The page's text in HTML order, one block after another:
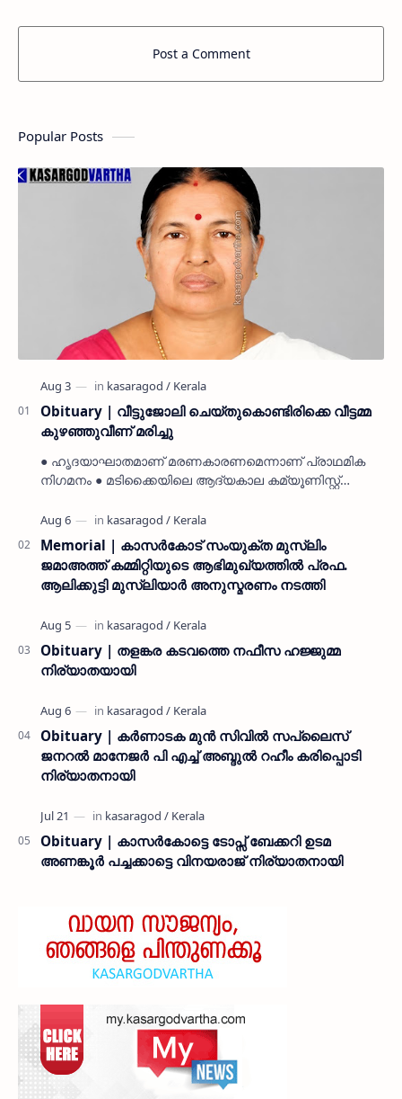
Post a Comment
Popular Posts
Obituary | വീട്ടുജോലി ചെയ്തുകൊണ്ടിരിക്കെ വീട്ടമ്മ
കുഴഞ്ഞുവീണ് മരിച്ചു
● ഹൃദയാഘാതമാണ് മരണകാരണമെന്നാണ് പ്രാഥമിക
നിഗമനം ● മടിക്കൈയിലെ ആദ്യകാല കമ്യൂണിസ്റ്റ്
മകളാണ് ● വിവരമറിഞ്ഞ് ജനപ്ര…
Memorial | കാസർകോട് സംയുക്ത മുസ്ലിം
ജമാഅത്ത് കമ്മിറ്റിയുടെ ആഭിമുഖ്യത്തിൽ പ്രഫ.
ആലിക്കുട്ടി മുസ്ലിയാർ അനുസ്മരണം നടത്തി
Obituary | തളങ്കര കടവത്തെ നഫീസ ഹജ്ജുമ്മ
നിര്യാതയായി
Obituary | കർണാടക മുൻ സിവില്‍ സപ്ലൈസ്
ജനറൽ മാനേജർ പി എച്ച് അബ്ദുൽ റഹീം കരിപ്പൊടി
നിര്യാതനായി
Obituary | കാസർകോട്ടെ ടോപ്സ് ബേക്കറി ഉടമ
അണങ്കൂർ പച്ചക്കാട്ടെ വിനയരാജ് നിര്യാതനായി